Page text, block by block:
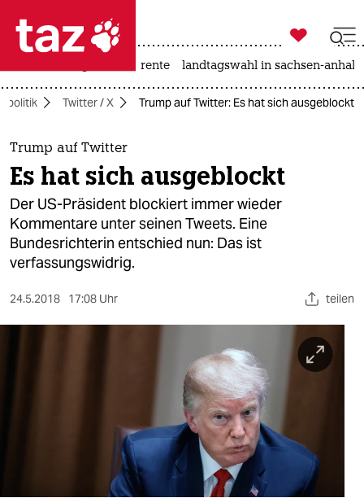
 taz zahl ich
taz zahl ich
themen
politik
öko
gesellschaft
kultur
sport

taz zahl ich
rente landtagswahl in sachsen-anhalt
Twitter / X Trump auf Twitter: Es hat sich ausgeblockt
Trump auf Twitter
Es hat sich ausgeblockt
Der US-Präsident blockiert immer wieder
Kommentare unter seinen Tweets. Eine
Bundesrichterin entschied nun: Das ist
verfassungswidrig.
24.5.2018 17:08 Uhr teilen